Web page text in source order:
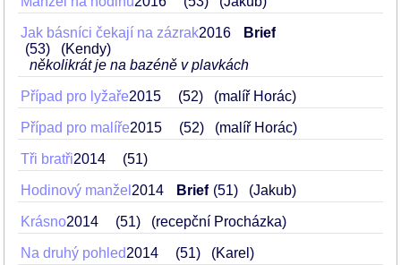
Jak básníci čekají na zázrak2016
Brief
53
(Kendy)
několikrát je na bazéně v plavkách
Případ pro lyžaře2015 52 (malíř Horác)
Případ pro malíře2015 52 (malíř Horác)
Tři bratři2014 51
Hodinový manžel 2014 Brief 51 (Jakub)
Krásno2014 51 (recepční Procházka)
Na druhý pohled2014 51 (Karel)